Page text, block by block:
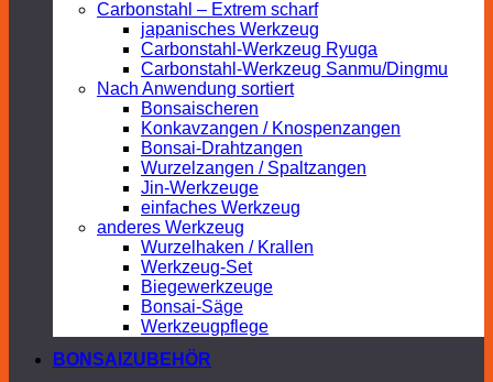
Carbonstahl – Extrem scharf
japanisches Werkzeug
Carbonstahl-Werkzeug Ryuga
Carbonstahl-Werkzeug Sanmu/Dingmu
Nach Anwendung sortiert
Bonsaischeren
Konkavzangen / Knospenzangen
Bonsai-Drahtzangen
Wurzelzangen / Spaltzangen
Jin-Werkzeuge
einfaches Werkzeug
anderes Werkzeug
Wurzelhaken / Krallen
Werkzeug-Set
Biegewerkzeuge
Bonsai-Säge
Werkzeugpflege
BONSAIZUBEHÖR